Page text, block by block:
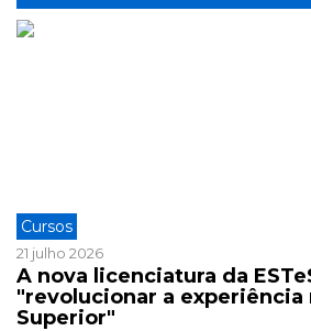
Cursos
21 julho 2026
A nova licenciatura da
"revolucionar a experiência
Superior"